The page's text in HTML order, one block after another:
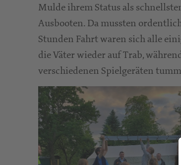
Mulde ihrem Status als
Ausbooten. Da mussten
Stunden Fahrt waren sich alle
die Väter wieder auf Trab,
verschiedenen Spielgeräten